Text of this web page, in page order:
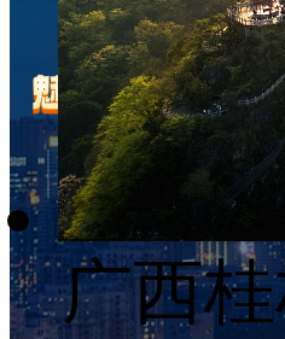
广西